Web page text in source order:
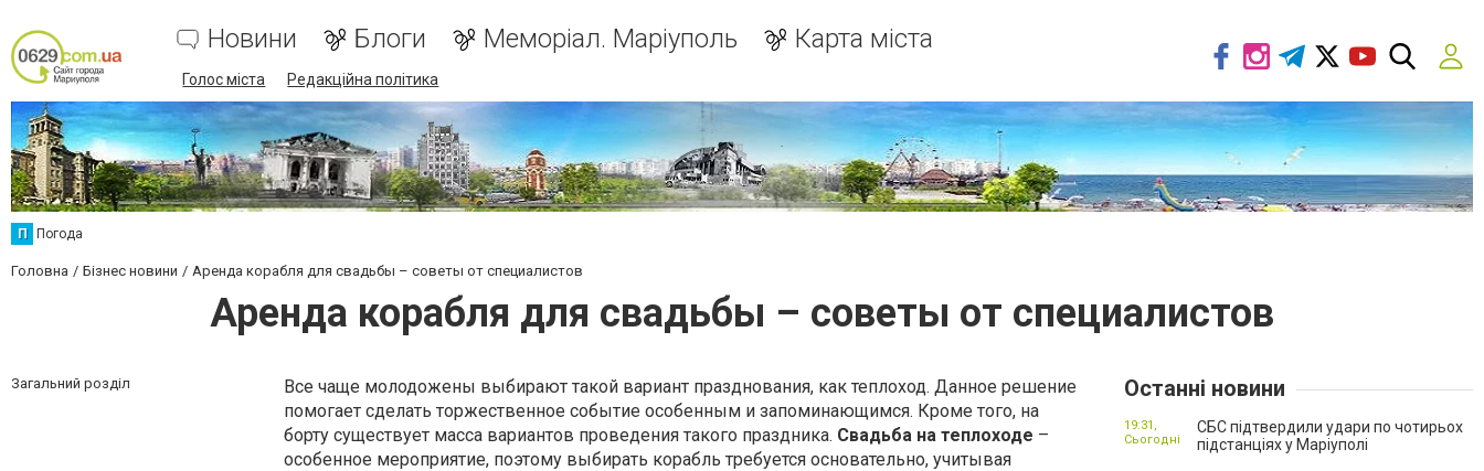
Новини Блоги Меморіал. Маріуполь Карта міста
Голос міста Редакційна політика
П Погода
Головна Бізнес новини Аренда корабля для свадьбы – советы от специалистов
Аренда корабля для свадьбы – советы от специалистов
Загальний розділ
Все чаще молодожены выбирают такой вариант празднования, как теплоход. Данное решение
помогает сделать торжественное событие особенным и запоминающимся. Кроме того, на
борту существует масса вариантов проведения такого праздника. Свадьба на теплоходе –
особенное мероприятие, поэтому выбирать корабль требуется основательно, учитывая
Останні новини
СБС підтвердили удари по чотирьох
підстанціях у Маріуполі
19:31,
Сьогодні